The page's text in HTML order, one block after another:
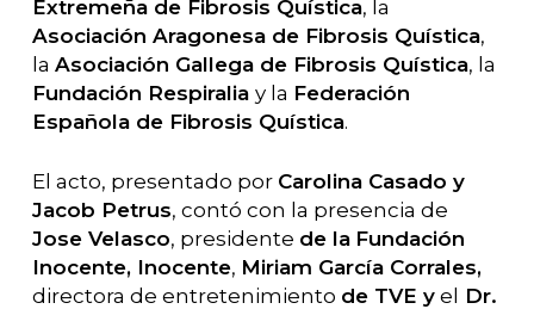
Extremeña de Fibrosis Quística, la
Asociación Aragonesa de Fibrosis Quística,
la Asociación Gallega de Fibrosis Quística, la
Fundación Respiralia y la Federación
Española de Fibrosis Quística.
El acto, presentado por Carolina Casado y
Jacob Petrus, contó con la presencia de
Jose Velasco, presidente de la Fundación
Inocente, Inocente, Miriam García Corrales,
directora de entretenimiento de TVE yel Dr.